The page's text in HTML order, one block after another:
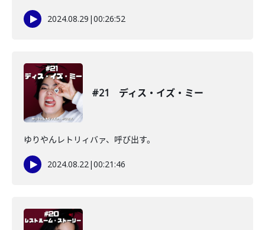
2024.08.29 |00:26:52
#21 ディス・イズ・ミー
ゆりやんレトリィバァ、呼び出す。
2024.08.22|00:21:46